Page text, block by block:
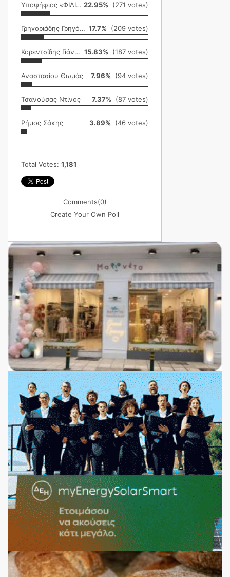
Υποψήφιος «ΦΙΛΙΚΗ ΕΤΑΙΡΕΙΑ» 22.95% (271 votes)
Γρηγοριάδης Γρηγόρης 17.7% (209 votes)
Κορεντσίδης Γιάννης 15.83% (187 votes)
Αναστασίου Θωμάς 7.96% (94 votes)
Τσανούσας Ντίνος 7.37% (87 votes)
Ρήμος Σάκης 3.89% (46 votes)
Total Votes: 1,181
Comments(0)
Create Your Own Poll